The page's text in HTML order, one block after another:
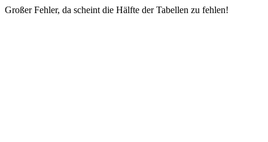
Großer Fehler, da scheint die Hälfte der Tabellen zu fehlen!